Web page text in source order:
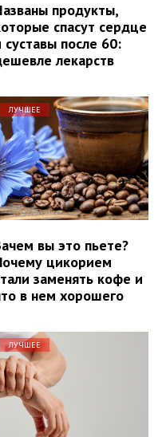
продукты,
спасут сердце
суставы после 60:
лекарств
ЛУЧШЕЕ
вы это пьете?
цикорием
заменять кофе и
в нем хорошего
ЛУЧШЕЕ